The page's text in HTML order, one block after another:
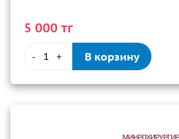
5 000 тг
- + В корзину